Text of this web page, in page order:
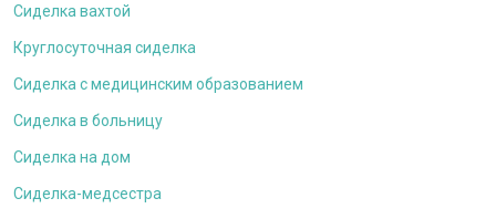
Сиделка вахтой
Круглосуточная сиделка
Сиделка с медицинским образованием
Сиделка в больницу
Сиделка на дом
Сиделка-медсестра